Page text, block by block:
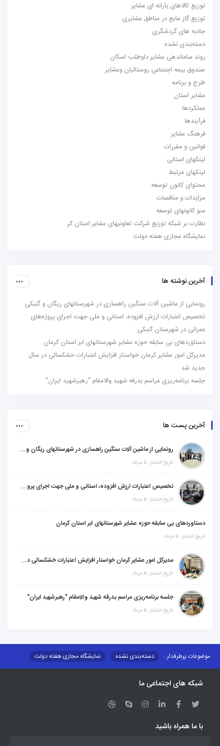
توزیع کالاهای یارانه ای عشایر
توزیع گاز مایع در مناطق عشایری
جاذبه های گردشگری
دسته‌بندی نشده
روند ساماندهی عشایر داوطلب اسکان
صندوق بیمه اجتماعی روستائیان وعشایر
طرح و برنامه
عشایر استان
عملکردها
فرآیندها
فرهنگ عشایر
قوانین و مقررات
لینکهای استانی
لینکهای مرتبط
محتوای کانون توسعه
مزایدات و مناقصات
منو کانونهای توسعه
نظارت بر شبکه توزیع شرکت تعاونیهای عشایر استان کر
نمایشگاه مجازی هفته دولت
آخرین نوشته ها
رونمایی از ماشین آلات سنگین راهسازی در شهرستانهای ریگان و گنبکی
تخصیص اعتبارات ارزش افزوده، استانی و ملی جهت اجرای پروژه‌های
عمرانی در شهرستان گنبکی
دستاوردهای بی سابقه حوزه عشایر شهرستانهای ابر استان کرمان
مدیرکل امور عشایر کرمان خواستار افزایش اعتبارات خشکسالی در سال
جدید شد
جلسه برنامه‌ریزی مراسم بدرقه شهید والامقام “رهبرشهید ایران”
آخرین پست ها
رونمایی از ماشین آلات سنگین راهسازی در شهرستانهای ریگان و گنبکی
تاریخ انتشار: ۵ مرداد
تخصیص اعتبارات ارزش افزوده، استانی و ملی جهت اجرای پروژه‌های عمرانی در شهرستان گنبکی
تاریخ انتشار: ۵ مرداد
دستاوردهای بی سابقه حوزه عشایر شهرستانهای ابر استان کرمان
تاریخ انتشار: ۵ مرداد
مدیرکل امور عشایر کرمان خواستار افزایش اعتبارات خشکسالی در سال جدید شد
تاریخ انتشار: ۵ مرداد
جلسه برنامه‌ریزی مراسم بدرقه شهید والامقام "رهبرشهید ایران"
تاریخ انتشار: ۵ مرداد
موضوعات پرطرفدار : دسته‌بندی نشده
نمایشگاه مجازی هفته دولت
مزایدات و مناقصات
محتوای کانون توسعه
عملکردها
عشایر استان
طرح و برنامه
روند ساماندهی عشایر داوطلب اسکان
شبکه های اجتماعی ما
با ما همراه باشید